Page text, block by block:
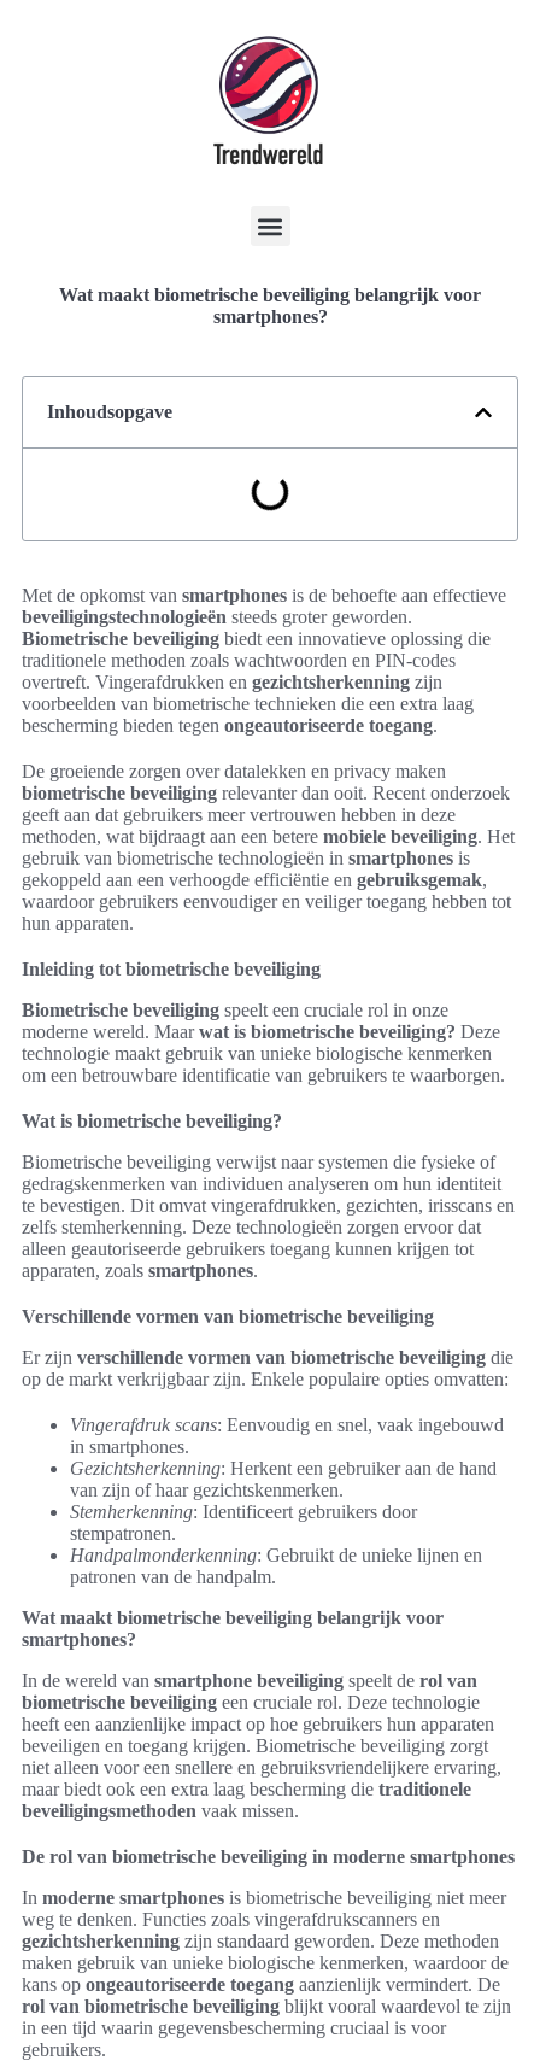
Wat maakt biometrische beveiliging belangrijk voor
smartphones?
Inhoudsopgave
Met de opkomst van smartphones is de behoefte aan effectieve
beveiligingstechnologieën steeds groter geworden.
Biometrische beveiliging biedt een innovatieve oplossing die
traditionele methoden zoals wachtwoorden en PIN-codes
overtreft. Vingerafdrukken en gezichtsherkenning zijn
voorbeelden van biometrische technieken die een extra laag
bescherming bieden tegen ongeautoriseerde toegang.
De groeiende zorgen over datalekken en privacy maken
biometrische beveiliging relevanter dan ooit. Recent onderzoek
geeft aan dat gebruikers meer vertrouwen hebben in deze
methoden, wat bijdraagt aan een betere mobiele beveiliging. Het
gebruik van biometrische technologieën in smartphones is
gekoppeld aan een verhoogde efficiëntie en gebruiksgemak,
waardoor gebruikers eenvoudiger en veiliger toegang hebben tot
hun apparaten.
Inleiding tot biometrische beveiliging
Biometrische beveiliging speelt een cruciale rol in onze
moderne wereld. Maarwat is biometrische beveiliging? Deze
technologie maakt gebruik van unieke biologische kenmerken
om een betrouwbare identificatie van gebruikers te waarborgen.
Wat is biometrische beveiliging?
Biometrische beveiliging verwijst naar systemen die fysieke of
gedragskenmerken van individuen analyseren om hun identiteit
te bevestigen. Dit omvat vingerafdrukken, gezichten, irisscans en
zelfs stemherkenning. Deze technologieën zorgen ervoor dat
alleen geautoriseerde gebruikers toegang kunnen krijgen tot
apparaten, zoals smartphones.
Verschillende vormen van biometrische beveiliging
Er zijn verschillende vormen van biometrische beveiliging die
op de markt verkrijgbaar zijn. Enkele populaire opties omvatten:
Vingerafdruk scans: Eenvoudig en snel, vaak ingebouwd
in smartphones.
Gezichtsherkenning: Herkent een gebruiker aan de hand
van zijn of haar gezichtskenmerken.
Stemherkenning: Identificeert gebruikers door
stempatronen.
Handpalmonderkenning: Gebruikt de unieke lijnen en
patronen van de handpalm.
Wat maakt biometrische beveiliging belangrijk voor
smartphones?
In de wereld van smartphone beveiliging speelt de rol van
biometrische beveiliging een cruciale rol. Deze technologie
heeft een aanzienlijke impact op hoe gebruikers hun apparaten
beveiligen en toegang krijgen. Biometrische beveiliging zorgt
niet alleen voor een snellere en gebruiksvriendelijkere ervaring,
maar biedt ook een extra laag bescherming die traditionele
beveiligingsmethoden vaak missen.
De rol van biometrische beveiliging in moderne smartphones
In moderne smartphones is biometrische beveiliging niet meer
weg te denken. Functies zoals vingerafdrukscanners en
gezichtsherkenning zijn standaard geworden. Deze methoden
maken gebruik van unieke biologische kenmerken, waardoor de
kans op ongeautoriseerde toegang aanzienlijk vermindert. De
rol van biometrische beveiliging blijkt vooral waardevol te zijn
in een tijd waarin gegevensbescherming cruciaal is voor
gebruikers.